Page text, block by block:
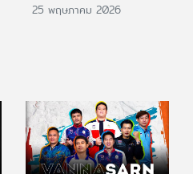
25 พฤษภาคม 2026